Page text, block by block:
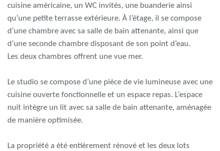
cuisine américaine, un WC invités, une buanderie ainsi
qu’une petite terrasse extérieure. À l’étage, il se compose
d’une chambre avec sa salle de bain attenante, ainsi que
d’une seconde chambre disposant de son point d’eau.
Les deux chambres offrent une vue mer.
Le studio se compose d’une pièce de vie lumineuse avec une
cuisine ouverte fonctionnelle et un espace repas. L’espace
nuit intègre un lit avec sa salle de bain attenante, aménagée
de manière optimisée.
La propriété a été entièrement rénové et les deux lots